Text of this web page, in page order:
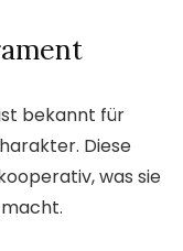
bekannt für
Diese
was sie